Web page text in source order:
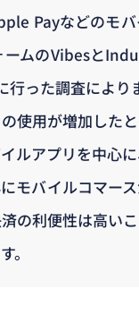
Payなどのモ
ムのVibesと
行った調査によ
使用が増加した
ルアプリを中心
モバイルコマー
の利便性は高い
。